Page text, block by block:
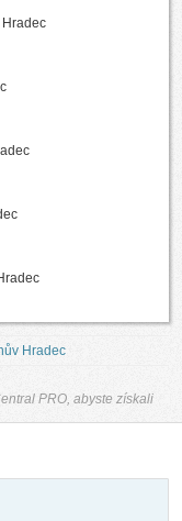
Hradec
PRO, abyste získali